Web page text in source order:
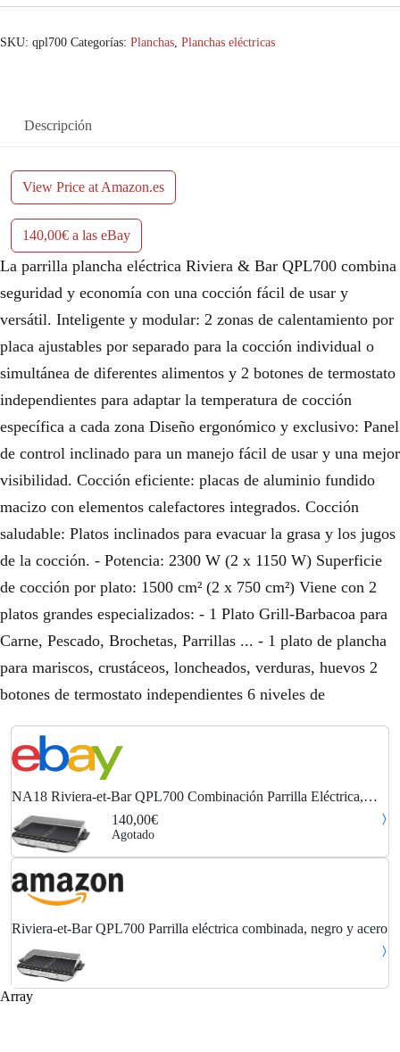
SKU: qpl700 Categorías: Planchas, Planchas eléctricas
Descripción
View Price at Amazon.es
140,00€ a las eBay
La parrilla plancha eléctrica Riviera & Bar QPL700 combina
seguridad y economía con una cocción fácil de usar y
versátil. Inteligente y modular: 2 zonas de calentamiento por
placa ajustables por separado para la cocción individual o
simultánea de diferentes alimentos y 2 botones de termostato
independientes para adaptar la temperatura de cocción
específica a cada zona Diseño ergonómico y exclusivo: Panel
de control inclinado para un manejo fácil de usar y una mejor
visibilidad. Cocción eficiente: placas de aluminio fundido
macizo con elementos calefactores integrados. Cocción
saludable: Platos inclinados para evacuar la grasa y los jugos
de la cocción. - Potencia: 2300 W (2 x 1150 W) Superficie
de cocción por plato: 1500 cm² (2 x 750 cm²) Viene con 2
platos grandes especializados: - 1 Plato Grill-Barbacoa para
Carne, Pescado, Brochetas, Parrillas ... - 1 plato de plancha
para mariscos, crustáceos, loncheados, verduras, huevos 2
botones de termostato independientes 6 niveles de
NA18 Riviera-et-Bar QPL700 Combinación Parrilla Eléctrica,
Negro/Acero Inoxidable
140,00€
Agotado
Riviera-et-Bar QPL700 Parrilla eléctrica combinada, negro y acero
Array